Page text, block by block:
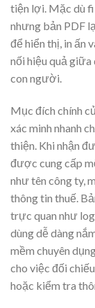
tiện lợi. Mặc dù
nhưng bản PDF
để hiển thị, in ấn
nối hiệu quả giữa
con người.
Mục đích chính
xác minh nhanh
thiện. Khi nhận
được cung cấp
như tên công ty,
thông tin thuế.
trực quan như
dùng dễ dàng
mềm chuyên
cho việc đối
hoặc kiểm tra